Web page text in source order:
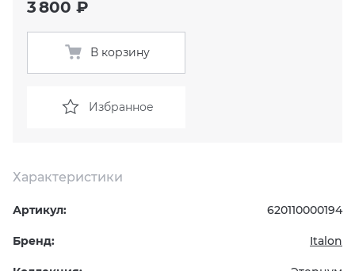
KERAMA MARAZZI
PAMESA
PERONDA
ГРАНИТЕЯ
XLIGHT XTONE URBATEK
XXL Pamesa
СМЕСИТЕЛИ
УНИТАЗЫ И ПИCCУАРЫ
Характеристики
Артикул: 620110000194
Бренд: Italon
3 800 ₽
В корзину
Избранное